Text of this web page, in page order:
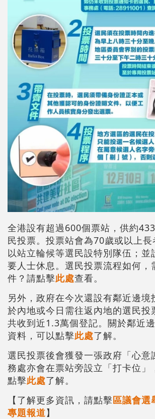
全港設有超過600個票站，供約
民投票。投票站會為70歲或以上
以站立輪候等選民設特別隊伍；並
要人士休息。選民投票流程如何，
件？請點擊此處查看。
另外，政府在今次還設有鄰近邊境
於內地或今日需往返內地的選民投
共收到近1.3萬個登記。關於鄰近
資料，可以點擊此處了解。
選民投票後會獲發一張政府「心意
務處亦會在票站旁設立「打卡位」
點擊此處了解。
【了解更多資訊，請點擊區議會選
專題報道】